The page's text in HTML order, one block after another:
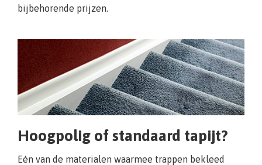
bijbehorende prijzen.
Hoogpolig of standaard tapijt?
Eén van de materialen waarmee trappen bekleed